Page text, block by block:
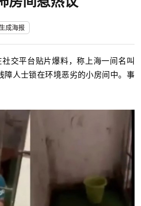
成海报
交平台贴片爆料，称上海一间名叫
障人士锁在环境恶劣的小房间中。事